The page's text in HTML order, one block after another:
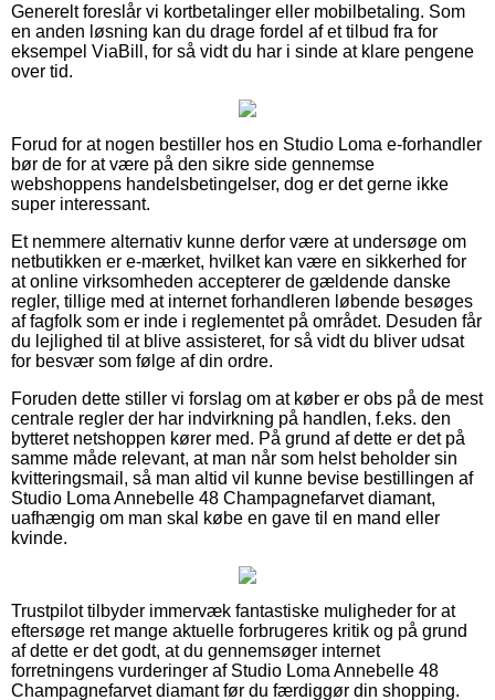
Generelt foreslår vi kortbetalinger eller mobilbetaling. Som
en anden løsning kan du drage fordel af et tilbud fra for
eksempel ViaBill, for så vidt du har i sinde at klare pengene
over tid.
Forud for at nogen bestiller hos en Studio Loma e-forhandler
bør de for at være på den sikre side gennemse
webshoppens handelsbetingelser, dog er det gerne ikke
super interessant.
Et nemmere alternativ kunne derfor være at undersøge om
netbutikken er e-mærket, hvilket kan være en sikkerhed for
at online virksomheden accepterer de gældende danske
regler, tillige med at internet forhandleren løbende besøges
af fagfolk som er inde i reglementet på området. Desuden får
du lejlighed til at blive assisteret, for så vidt du bliver udsat
for besvær som følge af din ordre.
Foruden dette stiller vi forslag om at køber er obs på de mest
centrale regler der har indvirkning på handlen, f.eks. den
bytteret netshoppen kører med. På grund af dette er det på
samme måde relevant, at man når som helst beholder sin
kvitteringsmail, så man altid vil kunne bevise bestillingen af
Studio Loma Annebelle 48 Champagnefarvet diamant,
uafhængig om man skal købe en gave til en mand eller
kvinde.
Trustpilot tilbyder immervæk fantastiske muligheder for at
eftersøge ret mange aktuelle forbrugeres kritik og på grund
af dette er det godt, at du gennemsøger internet
forretningens vurderinger af Studio Loma Annebelle 48
Champagnefarvet diamant før du færdiggør din shopping.